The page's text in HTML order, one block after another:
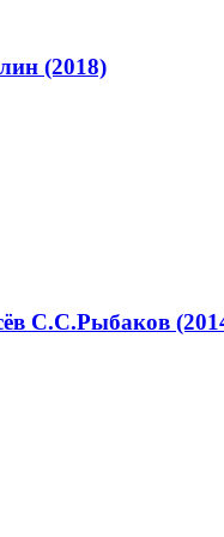
(2018)
С.С.Рыбаков